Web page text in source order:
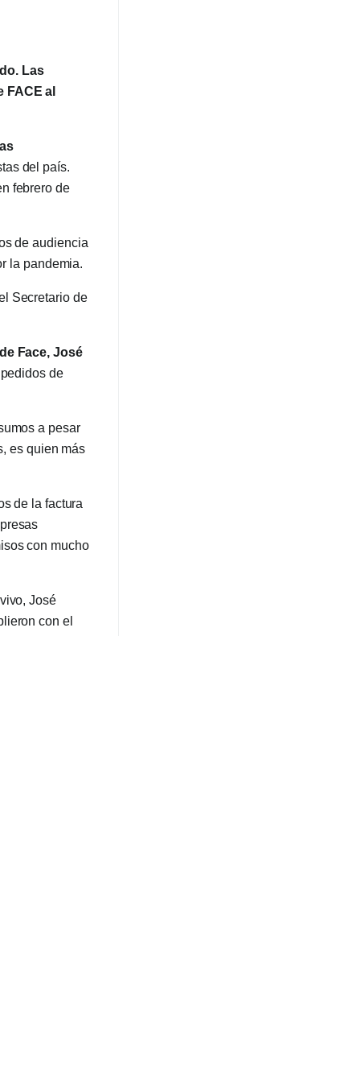
Las
al
del país.
febrero de
de audiencia
la pandemia.
Secretario de
Face, José
de
a pesar
es quien más
de la factura
con mucho
José
con el